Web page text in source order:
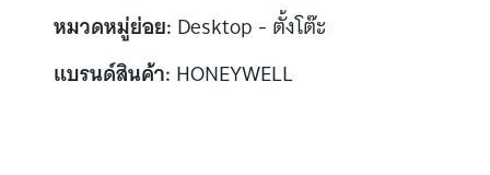
หมวดหมู่ย่อย: Desktop - ตั้งโต๊ะ
แบรนด์สินค้า: HONEYWELL